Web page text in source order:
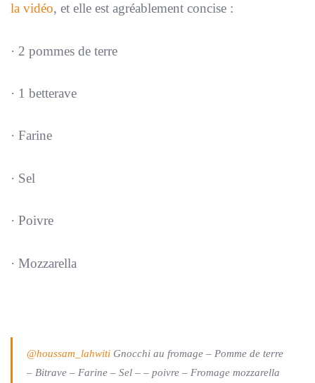
la vidéo, et elle est agréablement concise :
· 2 pommes de terre
· 1 betterave
· Farine
· Sel
· Poivre
· Mozzarella
@houssam_lahwiti Gnocchi au fromage – Pomme de terre
– Bitrave – Farine – Sel – – poivre – Fromage mozzarella